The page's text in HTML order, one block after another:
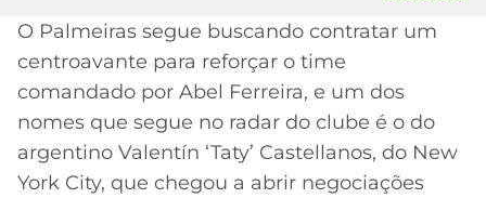
CÓDIGO
DE
INDICAÇÃO
BET365
CÓDIGO
CORINTHIANS
SÃO
PAULO
SANTOS
LIBERTADORES
COPA
DO
BRASIL
MERCADO
DA
BOLA
PALPITES
O Palmeiras segue buscando contratar um
centroavante para reforçar o time
comandado por Abel Ferreira, e um dos
nomes que segue no radar do clube é o do
argentino Valentín ‘Taty’ Castellanos, do New
York City, que chegou a abrir negociações